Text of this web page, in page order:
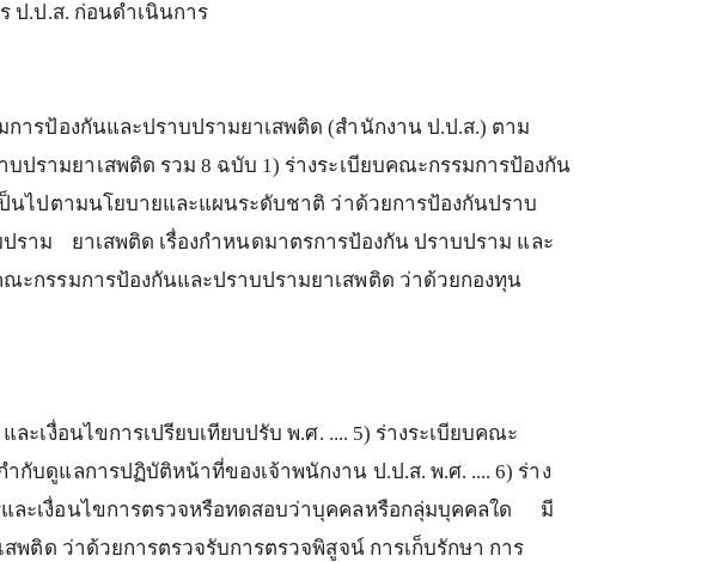
ป.ป .ส. ก่อนดำเนินการ
ารป้องกันและปราบปรามยาเสพติด (สำนักงาน ป.ป.ส.) ตาม
บปรามยาเสพติด รวม 8 ฉบับ 1) ร่างระเบียบคณะกรรมการป้องกัน
นไปตามนโยบายและแผนระดับชาติ ว่าด้วยการป้องกันปราบ
ราม ยาเสพติด เรื่องกำหนดมาตรการป้องกัน ปราบปราม และ
ณะกรรมการป้องกันและปราบปรามยาเสพติด ว่าด้วยกองทุน
และเงื่อนไขการเปรียบเทียบปรับ พ.ศ. .... 5) ร่างระเบียบคณะ
ำกับดูแลการปฏิบัติหน้าที่ของเจ้าพนักงาน ป.ป.ส. พ.ศ. .... 6) ร่าง
ละเงื่อนไขการตรวจหรือทดสอบว่าบุคคลหรือกลุ่มบุคคลใด
มี
สพติด ว่าด้วยการตรวจรับการตรวจพิสูจน์ การเก็บรักษา การ